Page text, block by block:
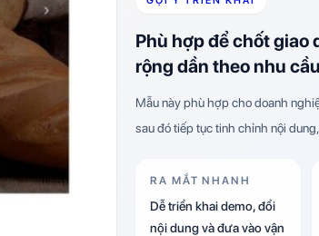
Phù hợp để chốt giao
rộng dần theo nhu
Mẫu này phù hợp cho doanh
sau đó tiếp tục tinh chỉnh nội
RA MẮT NHANH
Dễ triển khai demo, đổi
nội dung và đưa vào vận